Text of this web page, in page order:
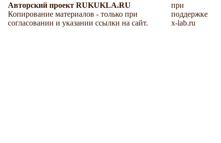
Авторский проект RUKUKLA.RU
Копирование материалов - только при
согласовании и указании ссылки на сайт.
при
поддержке
x-lab.ru